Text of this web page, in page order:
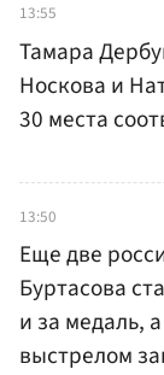
13:55
Тамара
Носкова и
30 места
13:50
Еще две
Буртасова
и за медаль,
выстрелом